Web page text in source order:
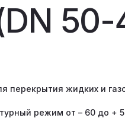
перекрытия жидких и
режим от – 60 до +